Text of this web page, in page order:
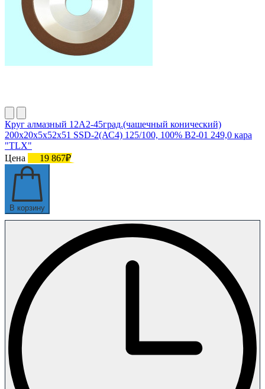
Круг алмазный 12А2-45град.(чашечный конический)
200х20х5х52х51 SSD-2(АС4) 125/100, 100% В2-01 249,0 кара
"TLX"
Цена
19 867₽
В корзину